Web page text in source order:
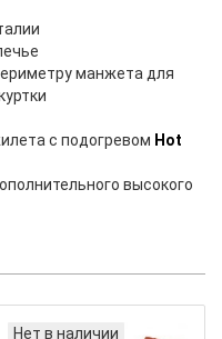
манжета для
с подогревом Hot
высокого
Нет в наличии